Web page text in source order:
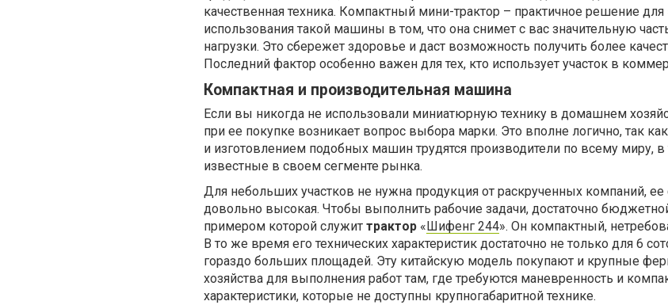
качественная техника. Компактный мини-трактор – практичное решение для
использования такой машины в том, что она снимет с вас значительную
нагрузки. Это сбережет здоровье и даст возможность получить более
Последний фактор особенно важен для тех, кто использует участок в
Компактная и производительная машина
Если вы никогда не использовали миниатюрную технику в домашнем
при ее покупке возникает вопрос выбора марки. Это вполне логично, так
и изготовлением подобных машин трудятся производители по всему миру, в
известные в своем сегменте рынка.
Для небольших участков не нужна продукция от раскрученных компаний, ее
довольно высокая. Чтобы выполнить рабочие задачи, достаточно
примером которой служит трактор «Шифенг 244». Он компактный,
В то же время его технических характеристик достаточно не только для 6
гораздо больших площадей. Эту китайскую модель покупают и крупные
хозяйства для выполнения работ там, где требуются маневренность и
характеристики, которые не доступны крупногабаритной технике.